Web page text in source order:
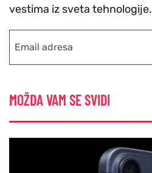
vestima iz sveta tehnologije.
MOŽDA VAM SE SVIDI